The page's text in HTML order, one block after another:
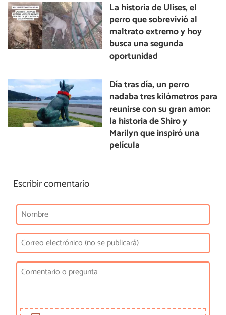
La historia de Ulises, el
perro que sobrevivió al
maltrato extremo y hoy
busca una segunda
oportunidad
Día tras día, un perro
nadaba tres kilómetros para
reunirse con su gran amor:
la historia de Shiro y
Marilyn que inspiró una
película
Escribir comentario